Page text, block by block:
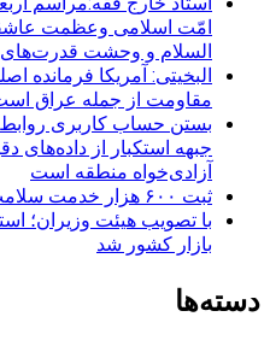
امّت اسلامی وعظمت
السلام و وحشت
البخیتی: آمریکا فرمانده
مقاومت از جمله عراق
بستن حساب کاربری
جبهه استکبار از داده‌های
آزادی‌خواه منطقه است
ثبت ۶۰۰ هزار خدمت سلامت به زائران اربعین
با تصویب هیئت وزیران؛
بازار کشور شد
دسته‌ها